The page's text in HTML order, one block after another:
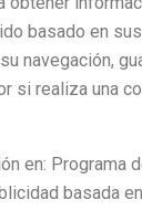
basado en
navegación,
si realiza una
en: Programa
basada